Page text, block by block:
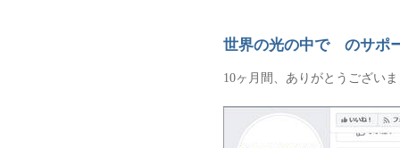
世界の光の中で のサポ
10ヶ月間、ありがとうござい